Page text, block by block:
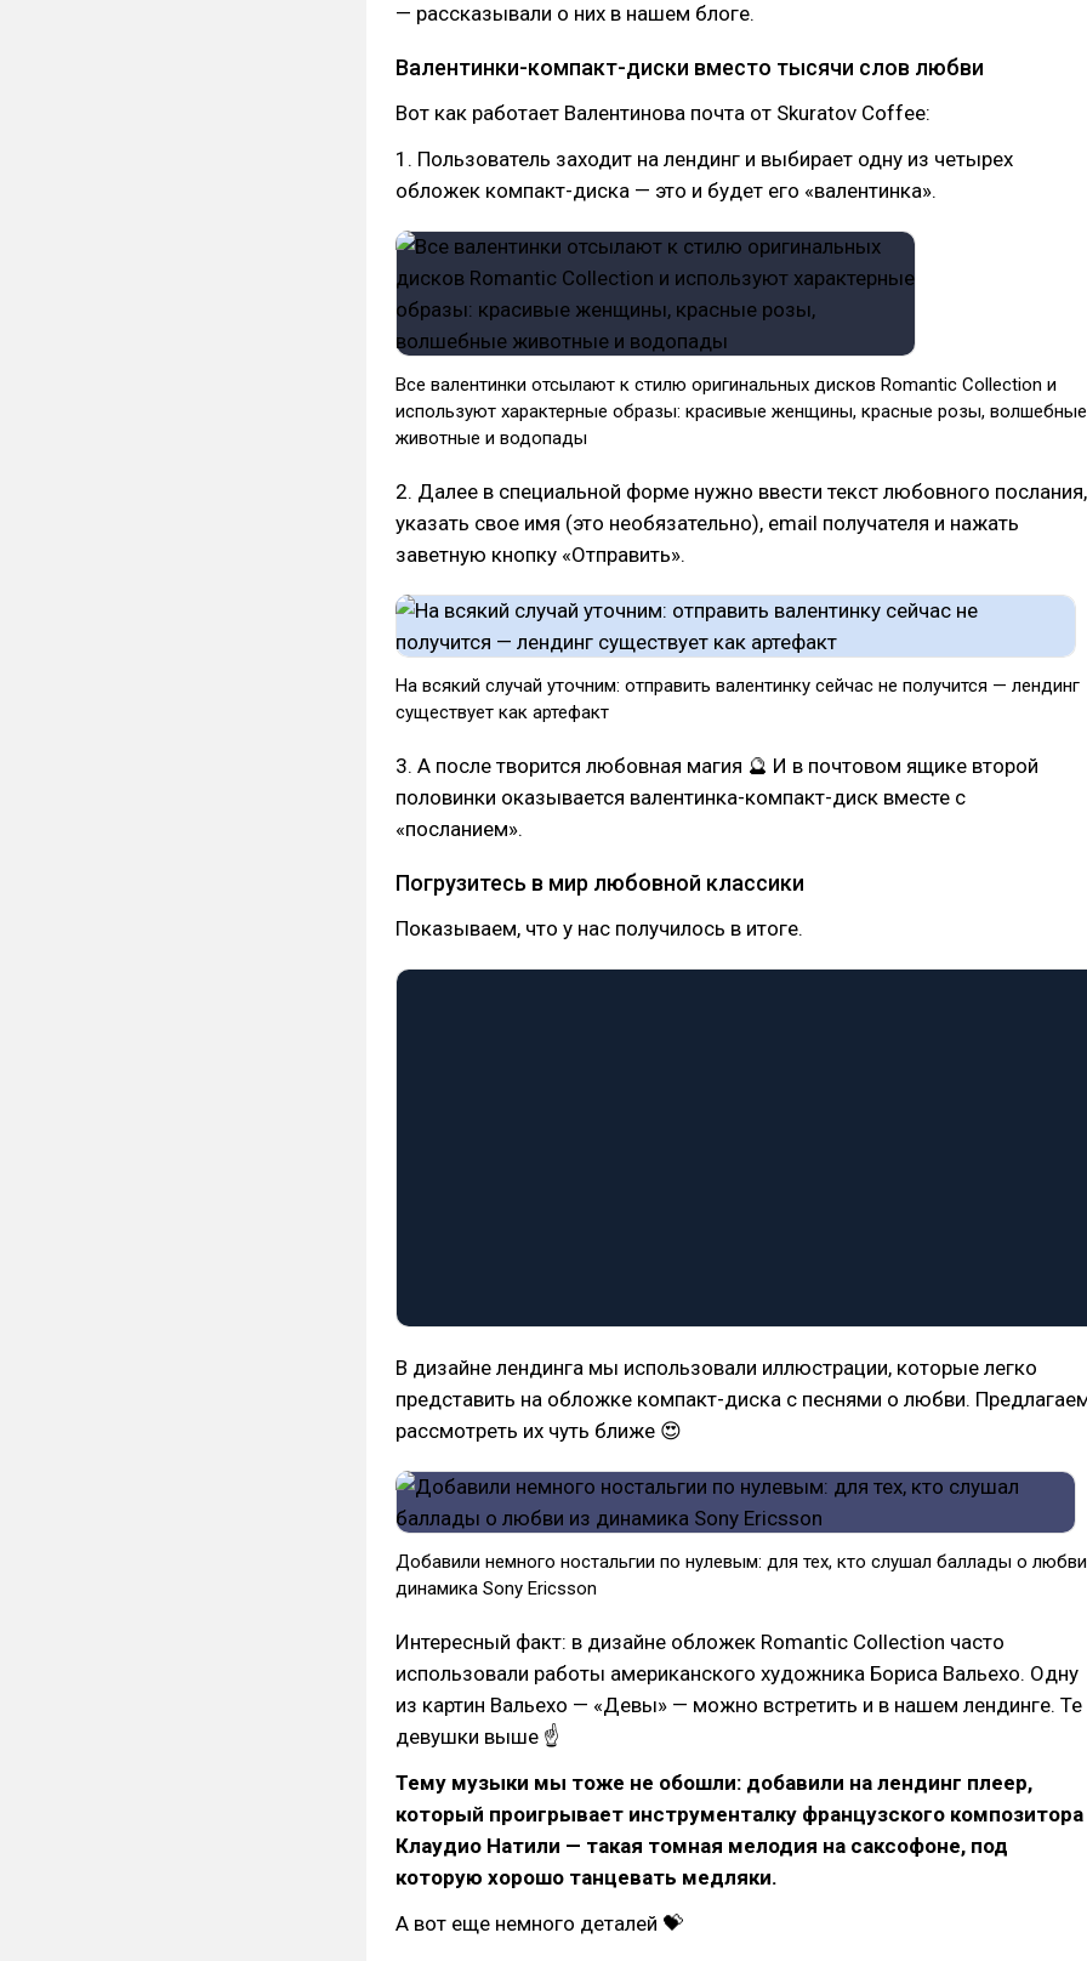
— рассказывали о них в нашем блоге.
Валентинки-компакт-диски вместо тысячи слов любви
Вот как работает Валентинова почта от Skuratov Coffee:
1. Пользователь заходит на лендинг и выбирает одну из четырех
обложек компакт-диска — это и будет его «валентинка».
Все валентинки отсылают к стилю оригинальных дисков Romantic Collection и
используют характерные образы: красивые женщины, красные розы, волшебные
животные и водопады
2. Далее в специальной форме нужно ввести текст любовного послания,
указать свое имя (это необязательно), email получателя и нажать
заветную кнопку «Отправить».
На всякий случай уточним: отправить валентинку сейчас не получится — лендинг
существует как артефакт
3. А после творится любовная магия 🔮 И в почтовом ящике второй
половинки оказывается валентинка-компакт-диск вместе с
«посланием».
Погрузитесь в мир любовной классики
Показываем, что у нас получилось в итоге.
В дизайне лендинга мы использовали иллюстрации, которые легко
представить на обложке компакт-диска с песнями о любви.
рассмотреть их чуть ближе 😍
Добавили немного ностальгии по нулевым: для тех, кто слушал баллады о
динамика Sony Ericsson
Интересный факт: в дизайне обложек Romantic Collection часто
использовали работы американского художника Бориса Вальехо. Одну
из картин Вальехо — «Девы» — можно встретить и в нашем лендинге. Те
девушки выше ☝
Тему музыки мы тоже не обошли: добавили на лендинг плеер,
который проигрывает инструменталку французского композитора
Клаудио Натили — такая томная мелодия на саксофоне, под
которую хорошо танцевать медляки.
А вот еще немного деталей 💝